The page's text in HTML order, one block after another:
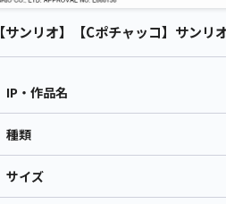
【サンリオ】【Cポチャッコ】サン
IP・作品名
種類
サイズ